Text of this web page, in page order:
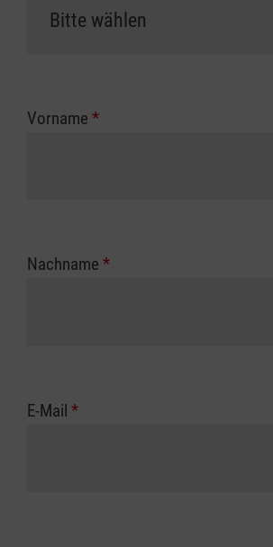
Vorname *
Nachname *
E-Mail *